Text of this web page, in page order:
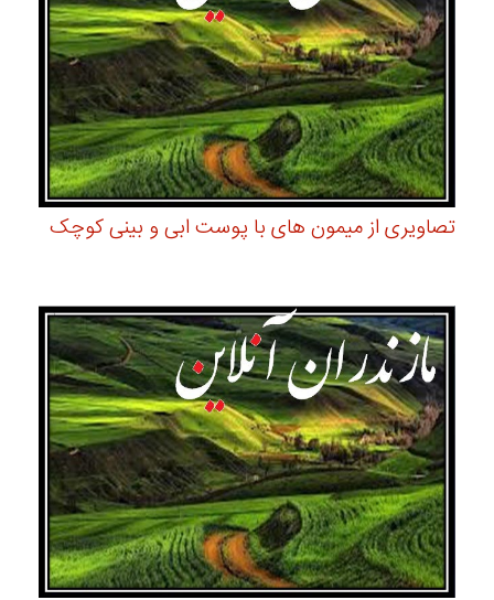
تصاویری از میمون های با پوست ابی و بینی کوچک